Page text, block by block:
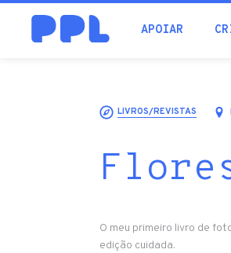
APOIAR
procura
LIVROS/REVISTAS
O meu primeiro livro de
edição cuidada.